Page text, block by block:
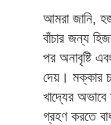
আমরা জানি,
বাঁচার জন্য
পর অনাবৃষ্টি
দেয়। মক্কার
খাদ্যের
গ্রহণ করতে